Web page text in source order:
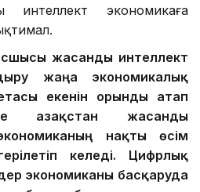
интеллект экономикаға
жасанды интеллект
жаңа экономикалық
екенін орынды атап
Қазақстан жасанды
нақты өсім
келеді. Цифрлық
экономиканы басқаруда